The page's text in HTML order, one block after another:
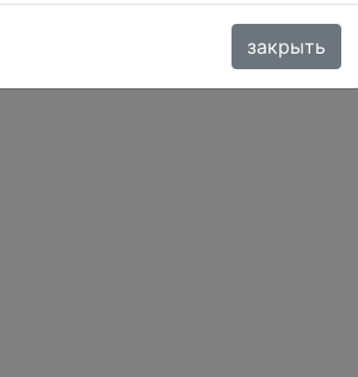
закрыть